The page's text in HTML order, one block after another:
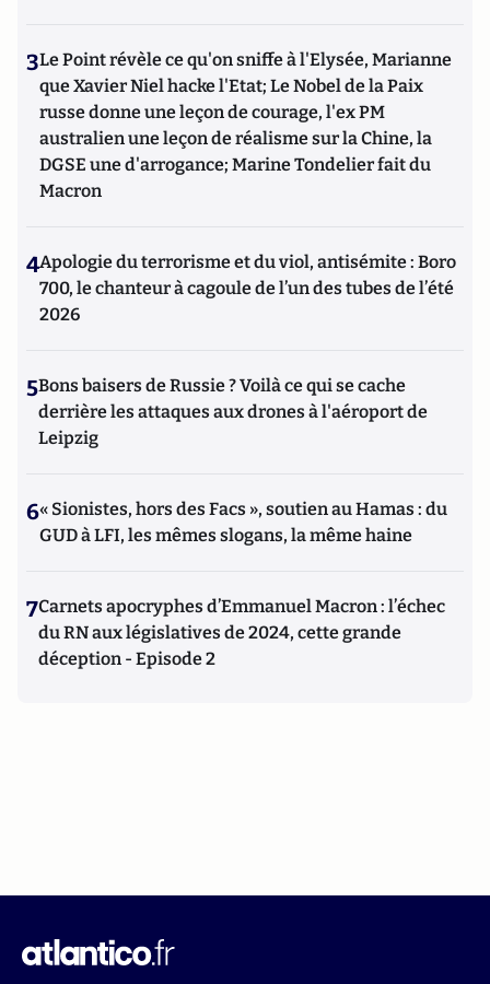
3Le Point révèle ce qu'on sniffe à l'Elysée, Marianne
que Xavier Niel hacke l'Etat; Le Nobel de la Paix
russe donne une leçon de courage, l'ex PM
australien une leçon de réalisme sur la Chine, la
DGSE une d'arrogance; Marine Tondelier fait du
Macron
4Apologie du terrorisme et du viol, antisémite : Boro
700, le chanteur à cagoule de l’un des tubes de l’été
2026
5Bons baisers de Russie ? Voilà ce qui se cache
derrière les attaques aux drones à l'aéroport de
Leipzig
6« Sionistes, hors des Facs », soutien au Hamas : du
GUD à LFI, les mêmes slogans, la même haine
7Carnets apocryphes d’Emmanuel Macron : l’échec
du RN aux législatives de 2024, cette grande
déception - Episode 2